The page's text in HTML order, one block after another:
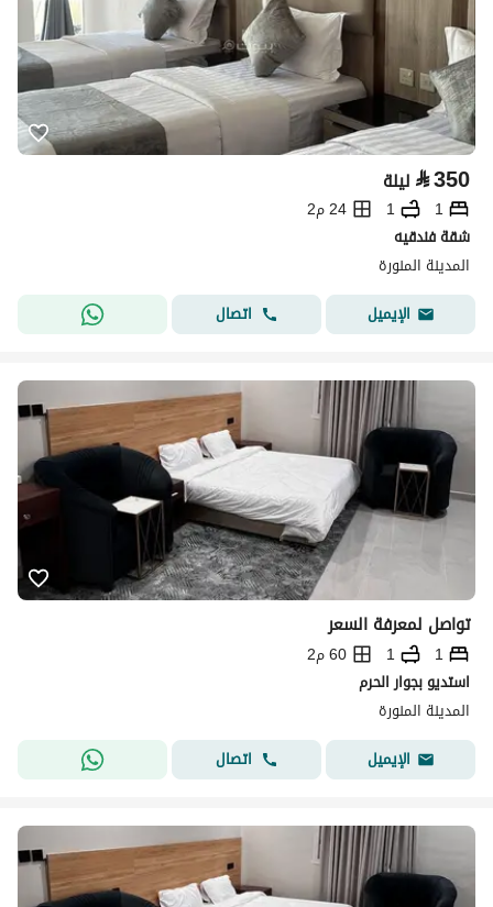
⃁350 ليلة
1
1
24 م2
شقة فندقيه
المدينة المنورة
الإيميل
اتصال
تواصل لمعرفة السعر
1
1
60 م2
استديو بجوار الحرم
المدينة المنورة
الإيميل
اتصال